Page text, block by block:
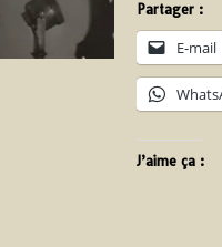
Partager :
E-mail
J’aime ça :